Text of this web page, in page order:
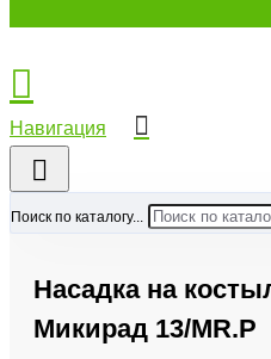
Поиск по каталогу...
Насадка на
Микирад 13/MR.P